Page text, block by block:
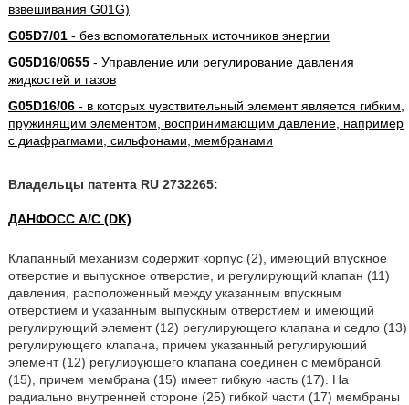
взвешивания G01G)
G05D7/01- без вспомогательных источников энергии
G05D16/0655- Управление или регулирование давления
жидкостей и газов
G05D16/06- в которых чувствительный элемент является гибким,
пружинящим элементом, воспринимающим давление, например
с диафрагмами, сильфонами, мембранами
Владельцы патента RU 2732265:
ДАНФОСС А/С (DK)
Клапанный механизм содержит корпус (2), имеющий впускное
отверстие и выпускное отверстие, и регулирующий клапан (11)
давления, расположенный между указанным впускным
отверстием и указанным выпускным отверстием и имеющий
регулирующий элемент (12) регулирующего клапана и седло (13)
регулирующего клапана, причем указанный регулирующий
элемент (12) регулирующего клапана соединен с мембраной
(15), причем мембрана (15) имеет гибкую часть (17). На
радиально внутренней стороне (25) гибкой части (17) мембраны